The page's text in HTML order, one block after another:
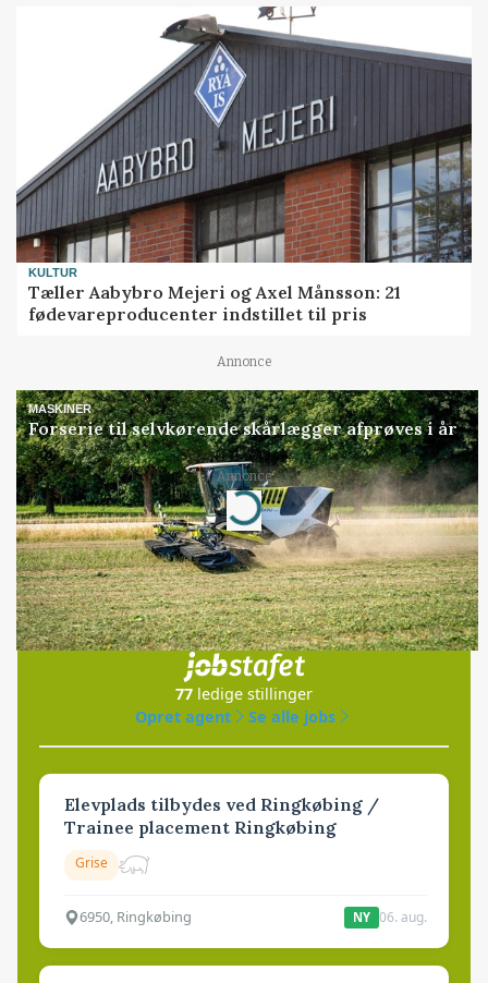
KULTUR
Tæller Aabybro Mejeri og Axel Månsson: 21
fødevareproducenter indstillet til pris
Annonce
MASKINER
Forserie til selvkørende skårlægger afprøves i år
Annonce
Loading...
Jobs
i samarbejde med
77 ledige stillinger
Opret agent
Se alle jobs
Elevplads tilbydes ved Ringkøbing /
Trainee placement Ringkøbing
Grise
6950, Ringkøbing NY 06. aug.